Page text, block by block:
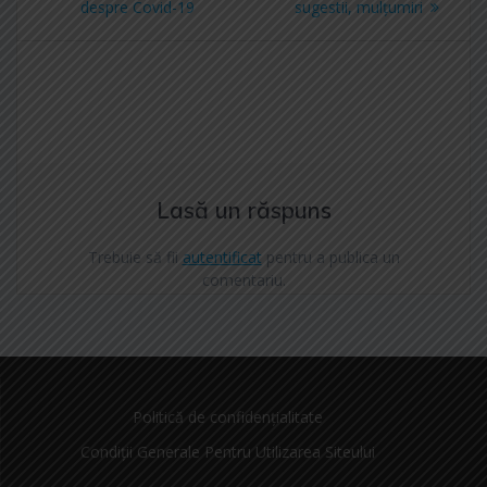
anterior:
despre Covid-19
următor:
sugestii, mulțumiri
Lasă un răspuns
Trebuie să fii autentificat pentru a publica un
comentariu.
Politică de confidențialitate
Condiții Generale Pentru Utilizarea Siteului